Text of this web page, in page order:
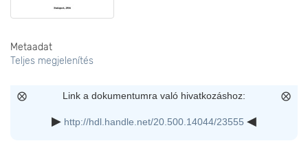
Metaadat
Teljes megjelenítés
Link a dokumentumra való hivatkozáshoz:
http://hdl.handle.net/20.500.14044/23555